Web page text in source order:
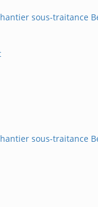
sous-traitance
sous-traitance